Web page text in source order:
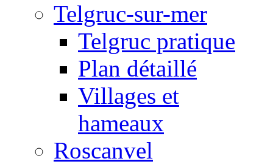
Telgruc-sur-mer
Telgruc pratique
Plan détaillé
Villages et
hameaux
Roscanvel